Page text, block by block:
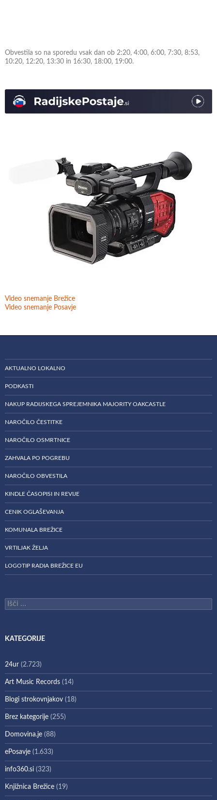
Obvestila so na sporedu vsak dan ob 2:20, 4:00, 6:00, 7:30, 8:53,
10:20, 12:20, 13:30 in 16:30, 18:00, 19:00.
Video snemanje Brežice
Video snemanje Posavje
AKTUALNO LOKALNO
PODKASTI
NAKUP RADIJSKEGA SPREJEMNIKA MAJORITY OAKCASTLE
NAROČILO ČESTITKE
NAROČILO OSMRTNICE
ZAHVALA PO POGREBU
NAROČILO OBVESTILA
KINDLE ČASOPISI IN REVIJE
CENIK OGLAŠEVANJA
KOMUNALA BREŽICE
VRTILJAK ŽELJA
LOGOTIP RADIA BREŽICE EU
Išči:
KATEGORIJE
24ur (2.723)
Art Music Records (14)
Blogi strokovnjakov (18)
Brez kategorije (255)
Domovina.je (88)
ePosavje (1.633)
info360.si (323)
Knjižnica Brežice (19)